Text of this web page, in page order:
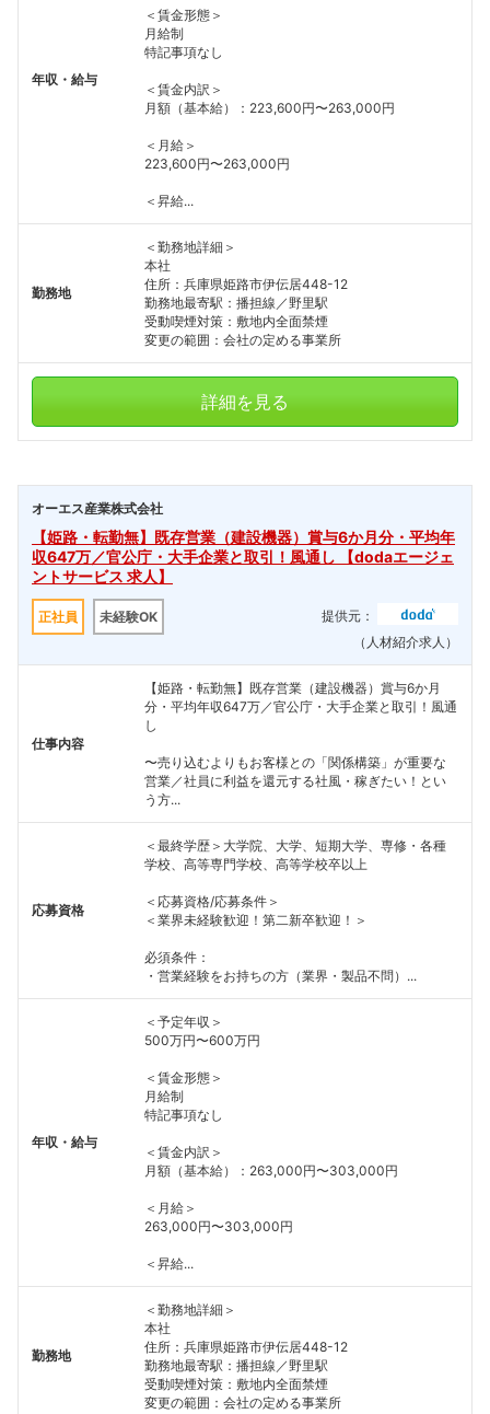
年収・給与
＜賃金形態＞
月給制
特記事項なし
＜賃金内訳＞
月額（基本給）：223,600円〜263,000円
＜月給＞
223,600円〜263,000円
＜昇給...
勤務地
＜勤務地詳細＞
本社
住所：兵庫県姫路市伊伝居448-12
勤務地最寄駅：播担線／野里駅
受動喫煙対策：敷地内全面禁煙
変更の範囲：会社の定める事業所
詳細を見る
オーエス産業株式会社
【姫路・転勤無】既存営業（建設機器）賞与6か月分・平均年
収647万／官公庁・大手企業と取引！風通し 【dodaエージェ
ントサービス 求人】
正社員 未経験OK
提供元：
（人材紹介求人）
仕事内容
【姫路・転勤無】既存営業（建設機器）賞与6か月
分・平均年収647万／官公庁・大手企業と取引！風通
し
〜売り込むよりもお客様との「関係構築」が重要な
営業／社員に利益を還元する社風・稼ぎたい！とい
う方...
応募資格
＜最終学歴＞大学院、大学、短期大学、専修・各種
学校、高等専門学校、高等学校卒以上
＜応募資格/応募条件＞
＜業界未経験歓迎！第二新卒歓迎！＞
必須条件：
・営業経験をお持ちの方（業界・製品不問）...
年収・給与
＜予定年収＞
500万円〜600万円
＜賃金形態＞
月給制
特記事項なし
＜賃金内訳＞
月額（基本給）：263,000円〜303,000円
＜月給＞
263,000円〜303,000円
＜昇給...
勤務地
＜勤務地詳細＞
本社
住所：兵庫県姫路市伊伝居448-12
勤務地最寄駅：播担線／野里駅
受動喫煙対策：敷地内全面禁煙
変更の範囲：会社の定める事業所